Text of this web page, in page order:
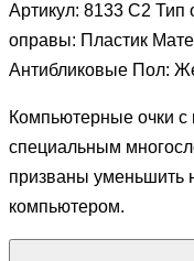
Артикул: 8133 С2
оправы: Пластик
Антибликовые Пол:
Компьютерные очки
специальным
призваны уменьшить
компьютером.